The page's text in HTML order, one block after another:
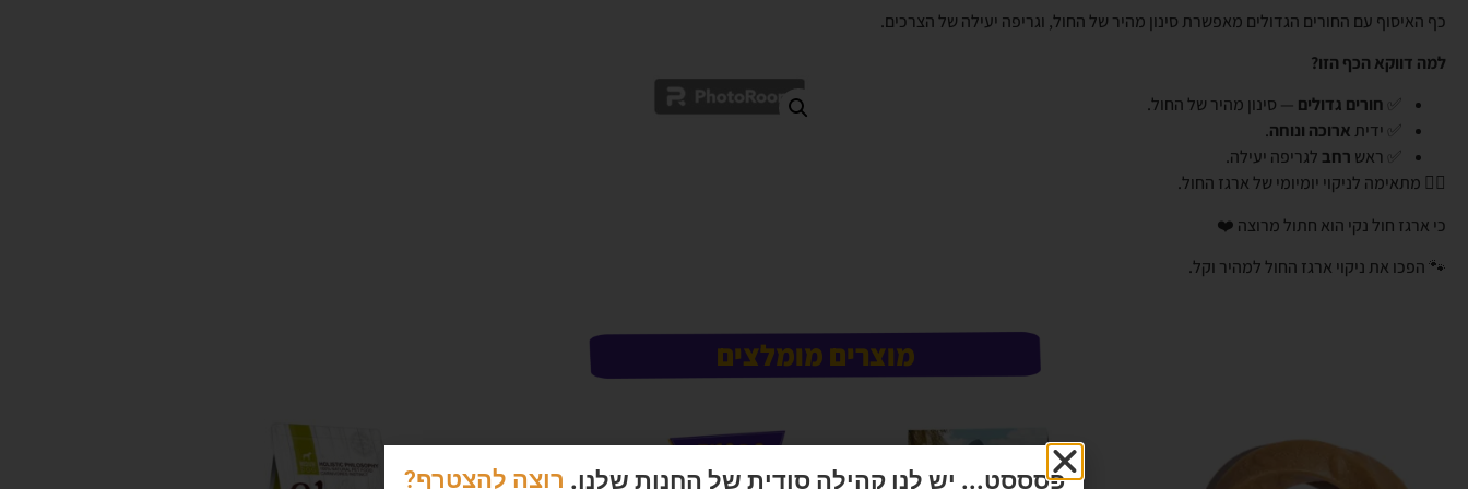
כף האיסוף עם החורים הגדולים מאפשרת סינון מהיר של החול, וגריפה יעילה של הצרכים.
למה דווקא הכף הזו?
✅ חורים גדולים — סינון מהיר של החול.
✅ ידית ארוכה ונוחה.
✅ ראש רחב לגריפה יעילה.
👈🏼 מתאימה לניקוי יומיומי של ארגז החול.
כי ארגז חול נקי הוא חתול מרוצה ❤️
🐾 הפכו את ניקוי ארגז החול למהיר וקל.
מוצרים מומלצים
פסססט... יש לנו קהילה סודית של החנות שלנו. רוצה להצטרף?